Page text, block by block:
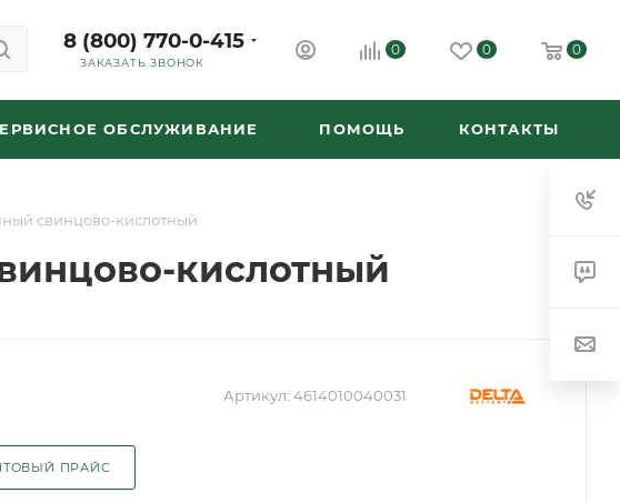
8 (800) 770-0-415
ЗАКАЗАТЬ ЗВОНОК
0 0 0
ОБСЛУЖИВАНИЕ ПОМОЩЬ КОНТАКТЫ
свинцово-кислотный
кислотный
Артикул: 4614010040031
ПРАЙС